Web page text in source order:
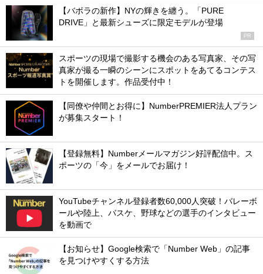
【バボラの新作】NYの輝きを纏う。「PURE
DRIVE」と最新シューズに限定モデルが登場
PR
スポーツの現場で撮影する機会のある写真家、その写
真家が撮る一瞬のシーンにスポットをあてるコンテス
トを開催します。作品受付中！
【同僚や仲間とお得に】NumberPREMIER法人プラン
が募集スタート！
【登録無料】Numberメールマガジン好評配信中。ス
ポーツの「今」をメールでお届け！
YouTubeチャンネル登録者数60,000人突破！バレーボ
ールや陸上、バスケ、野球などの選手のインタビュー
を動画で
【お知らせ】Google検索で「Number Web」の記事
を見つけやすくする方法